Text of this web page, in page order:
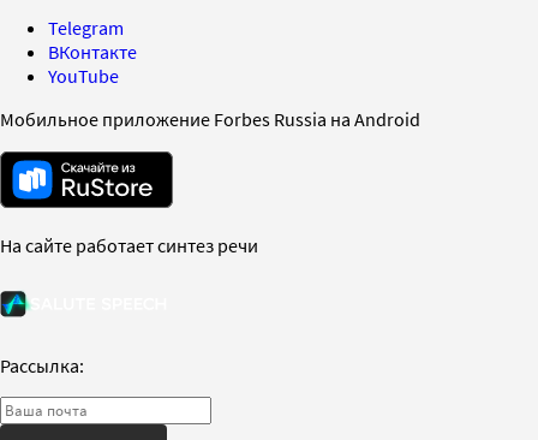
Telegram
ВКонтакте
YouTube
Мобильное приложение Forbes Russia на Android
На сайте работает синтез речи
Рассылка: